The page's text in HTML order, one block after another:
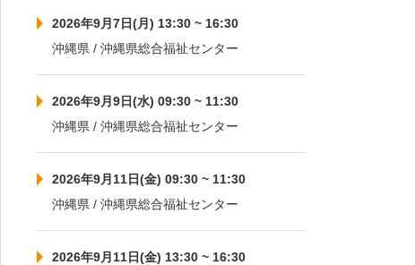
2026年9月7日(月) 13:30 ~ 16:30
沖縄県 / 沖縄県総合福祉センター
2026年9月9日(水) 09:30 ~ 11:30
沖縄県 / 沖縄県総合福祉センター
2026年9月11日(金) 09:30 ~ 11:30
沖縄県 / 沖縄県総合福祉センター
2026年9月11日(金) 13:30 ~ 16:30